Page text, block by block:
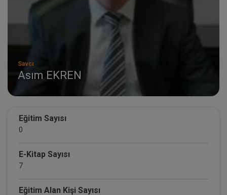
Savcı
Asım EKREN
Eğitim Sayısı
0
E-Kitap Sayısı
7
Eğitim Alan Kişi Sayısı